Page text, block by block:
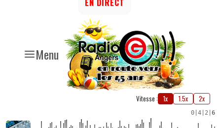
Menu
EN DIRECT
Vitesse : 1x 1.5x 2x
0 4 2 6